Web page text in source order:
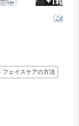
フェイスケアの方法